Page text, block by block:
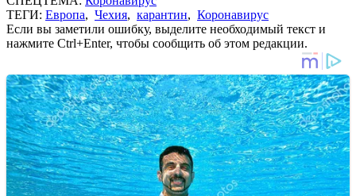
ТЕГИ: Европа, Чехия, карантин, Коронавирус
Если вы заметили ошибку, выделите необходимый текст и
нажмите Ctrl+Enter, чтобы сообщить об этом редакции.